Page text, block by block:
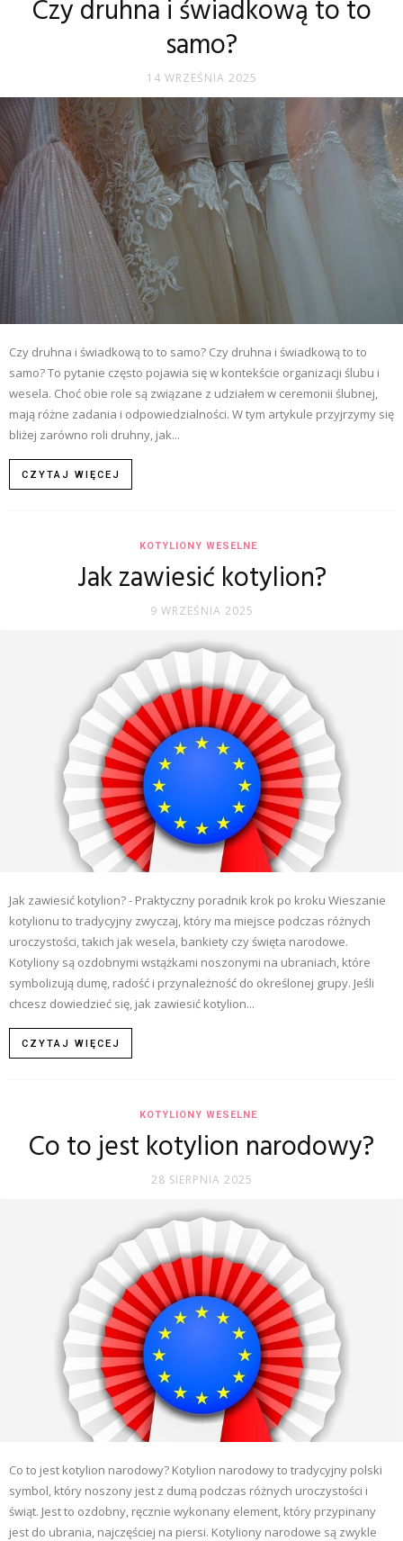
Czy druhna i świadkową to to
samo?
14 WRZEŚNIA 2025
Czy druhna i świadkową to to samo? Czy druhna i świadkową to to
samo? To pytanie często pojawia się w kontekście organizacji ślubu i
wesela. Choć obie role są związane z udziałem w ceremonii ślubnej,
mają różne zadania i odpowiedzialności. W tym artykule przyjrzymy się
bliżej zarówno roli druhny, jak...
CZYTAJ WIĘCEJ
KOTYLIONY WESELNE
Jak zawiesić kotylion?
9 WRZEŚNIA 2025
Jak zawiesić kotylion? - Praktyczny poradnik krok po kroku Wieszanie
kotylionu to tradycyjny zwyczaj, który ma miejsce podczas różnych
uroczystości, takich jak wesela, bankiety czy święta narodowe.
Kotyliony są ozdobnymi wstążkami noszonymi na ubraniach, które
symbolizują dumę, radość i przynależność do określonej grupy. Jeśli
chcesz dowiedzieć się, jak zawiesić kotylion...
CZYTAJ WIĘCEJ
KOTYLIONY WESELNE
Co to jest kotylion narodowy?
28 SIERPNIA 2025
Co to jest kotylion narodowy? Kotylion narodowy to tradycyjny polski
symbol, który noszony jest z dumą podczas różnych uroczystości i
świąt. Jest to ozdobny, ręcznie wykonany element, który przypinany
jest do ubrania, najczęściej na piersi. Kotyliony narodowe są zwykle